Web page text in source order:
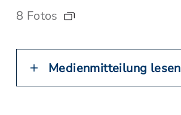
8 Fotos
Medienmitteilung lesen